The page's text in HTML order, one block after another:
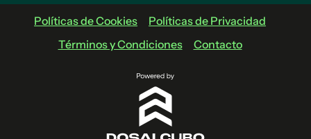
Políticas de Cookies
Políticas de Privacidad
Términos y Condiciones
Contacto